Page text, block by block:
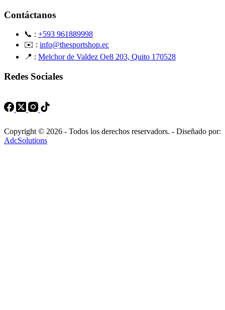
Contáctanos
📞 : +593 961889998
✉️ : info@thesportshop.ec
📍 : Melchor de Valdez Oe8 203, Quito 170528
Redes Sociales
Copyright © 2026 - Todos los derechos reservadors. - Diseñado por:
AdcSolutions